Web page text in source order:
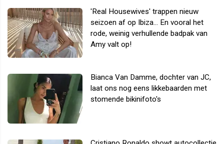
'Real Housewives' trappen nieuw
seizoen af op Ibiza... En vooral het
rode, weinig verhullende badpak van
Amy valt op!
Bianca Van Damme, dochter van JC,
laat ons nog eens likkebaarden met
stomende bikinifoto's